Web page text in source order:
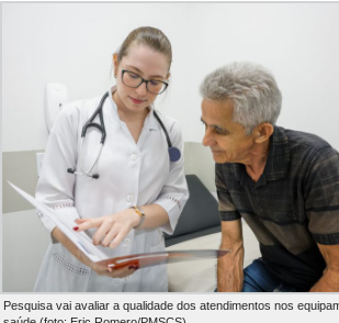
Pesquisa vai avaliar a qualidade dos atendimentos nos